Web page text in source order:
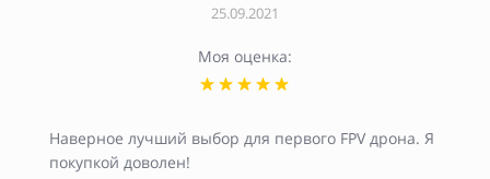
25.09.2021
Моя оценка:
Наверное лучший выбор для первого FPV дрона. Я
покупкой доволен!